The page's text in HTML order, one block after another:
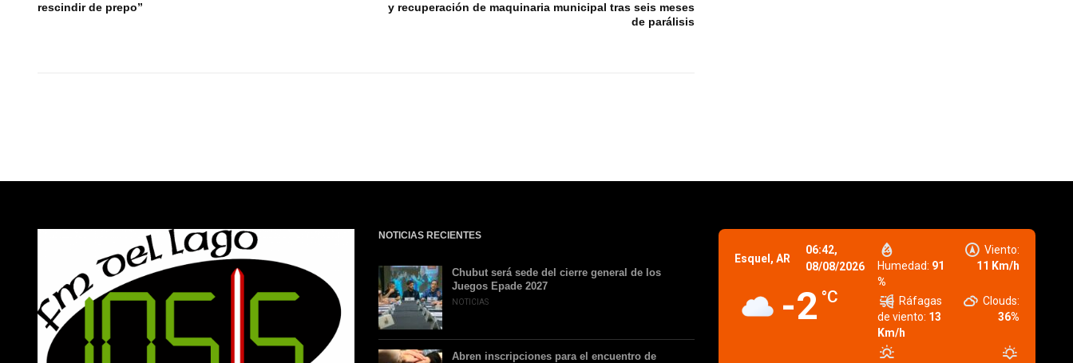
rescindir de prepo”
y recuperación de maquinaria municipal tras seis meses
de parálisis
NOTICIAS RECIENTES
Chubut será sede del cierre general de los
Juegos Epade 2027
NOTICIAS
Abren inscripciones para el encuentro de
Esquel, AR
06:42,
08/08/2026
-2 °C
Humedad: 91
%
Viento:
11 Km/h
Ráfagas
de viento: 13
Km/h
Clouds:
36%